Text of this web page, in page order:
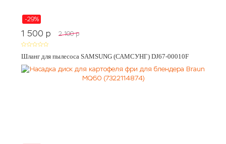
-29%
1 500 p 2 100 p
Шланг для пылесоса SAMSUNG (САМСУНГ) DJ67-00010F